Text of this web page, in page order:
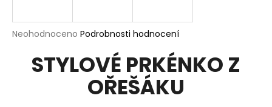
Průměrné
produktu
Neohodnoceno Podrobnosti hodnocení
STYLOVÉ PRKÉNKO Z
OŘEŠÁKU
j